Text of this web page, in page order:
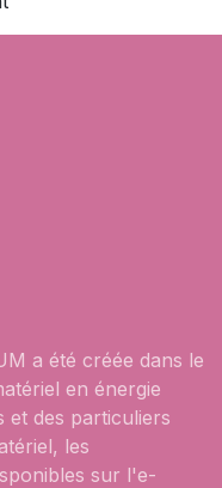
a été créée dans le
en énergie
et des particuliers
les
sur l'e-